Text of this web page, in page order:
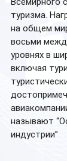
туризма.
на общем
восьми
уровнях в
включая
называют
индустрии”